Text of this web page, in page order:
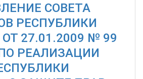
СОВЕТА
РЕСПУБЛИКИ
27.01.2009 № 99
РЕАЛИЗАЦИИ